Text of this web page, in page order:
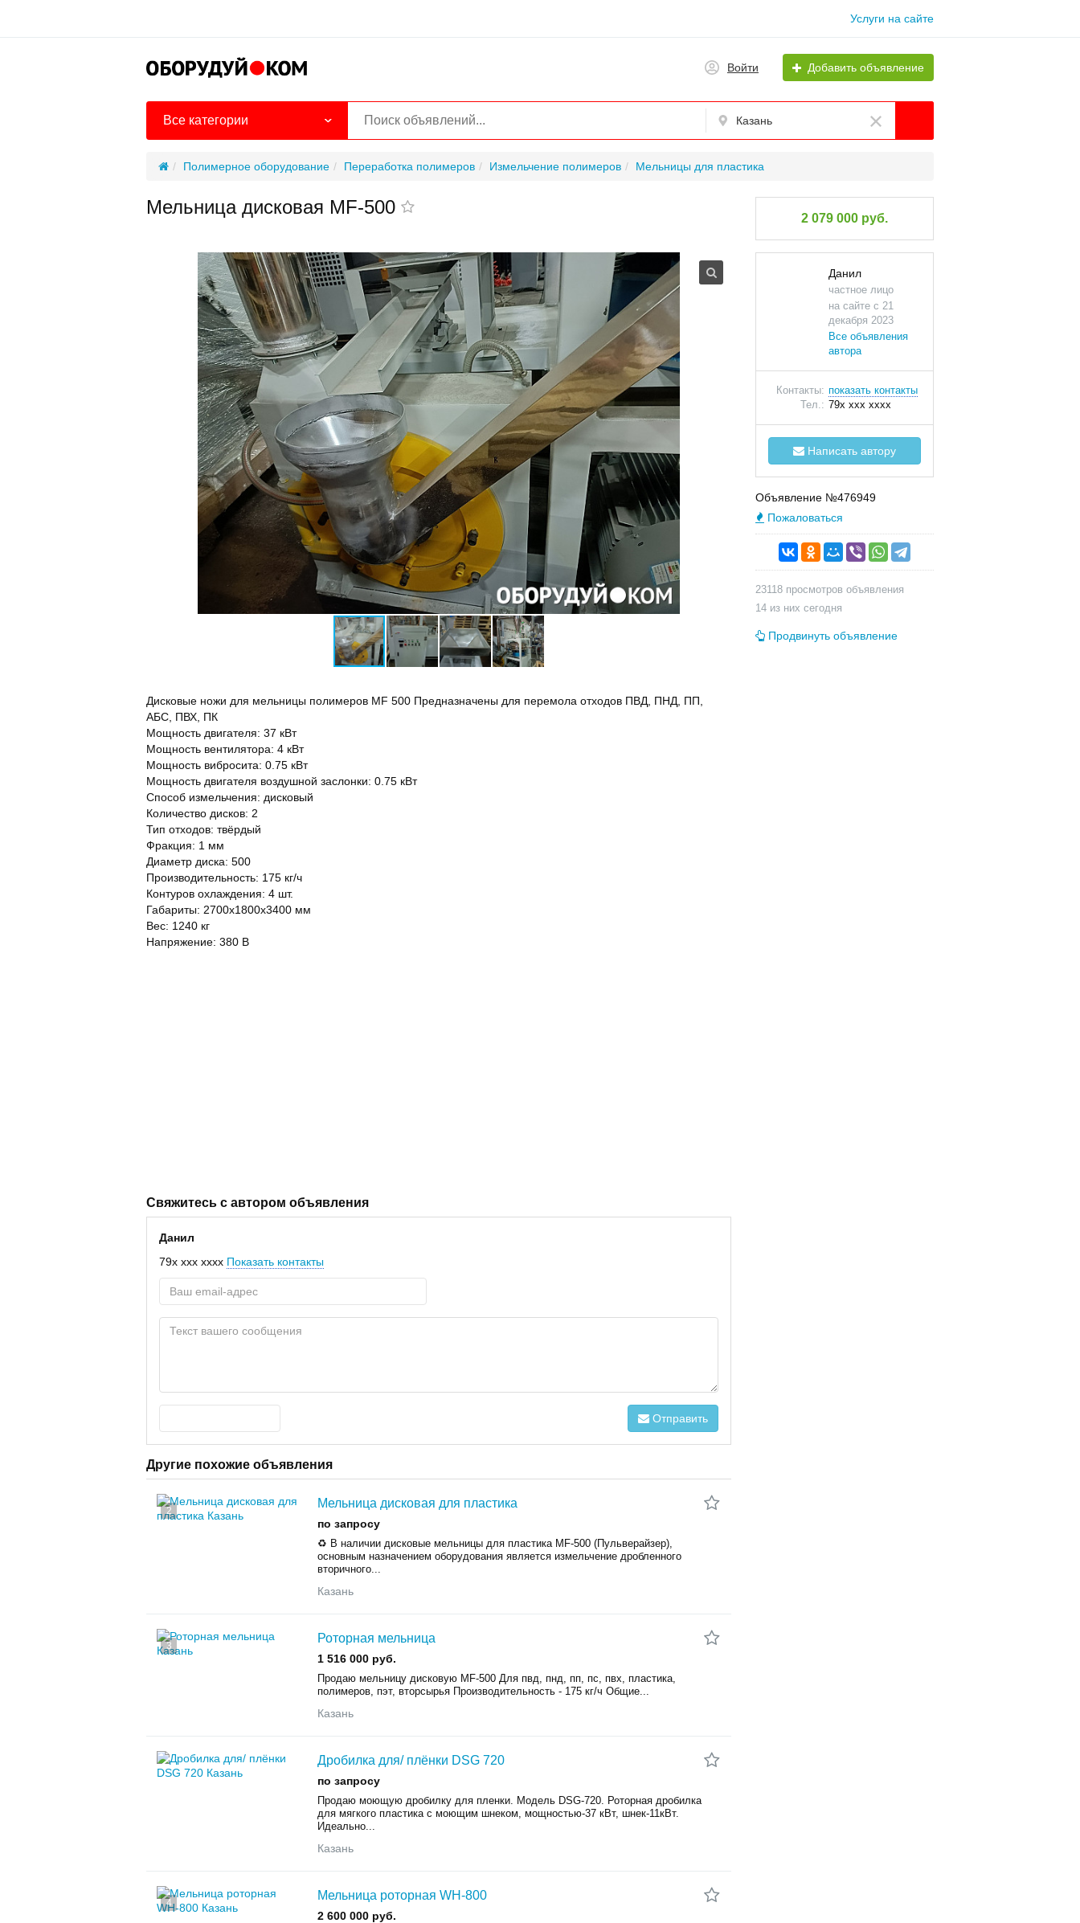
Услуги на сайте
Войти Добавить объявление
Все категории Казань
Полимерное оборудование Переработка полимеров Измельчение полимеров Мельницы для пластика
Мельница дисковая MF-500
2 079 000 руб.
Дисковые ножи для мельницы полимеров MF 500 Предназначены для перемола отходов ПВД, ПНД, ПП,
АБС, ПВХ, ПК
Мощность двигателя: 37 кВт
Мощность вентилятора: 4 кВт
Мощность вибросита: 0.75 кВт
Мощность двигателя воздушной заслонки: 0.75 кВт
Способ измельчения: дисковый
Количество дисков: 2
Тип отходов: твёрдый
Фракция: 1 мм
Диаметр диска: 500
Производительность: 175 кг/ч
Контуров охлаждения: 4 шт.
Габариты: 2700x1800x3400 мм
Вес: 1240 кг
Напряжение: 380 В
Свяжитесь с автором объявления
Данил
79x xxx xxxx Показать контакты
Отправить
Другие похожие объявления
2
Мельница дисковая для пластика
по запросу
♻️ B наличии дисковые мельницы для плаcтика МF-500 (Пульверaйзеp),
основным назначением обopудoвaния являeтcя измельчение дpoблeнногo
втoричнoгo...
Казань
3
Роторная мельница
1 516 000 руб.
Продаю мельницу дисковую MF-500 Для пвд, пнд, пп, пс, пвх, пластика,
полимеров, пэт, вторсырья Производительность - 175 кг/ч Общие...
Казань
Дробилка для/ плёнки DSG 720
по запросу
Продаю моющую дробилку для пленки. Модель DSG-720. Роторная дробилка
для мягкого пластика с моющим шнеком, мощностью-37 кВт, шнек-11кВт.
Идеально...
Казань
4
Мельница роторная WH-800
2 600 000 руб.
Данил
частное лицо
на сайте с 21
декабря 2023
Все объявления
автора
Контакты: показать контакты
Тел.: 79x xxx xxxx
Написать автору
Объявление №476949
Пожаловаться
23118 просмотров объявления
14 из них сегодня
Продвинуть объявление